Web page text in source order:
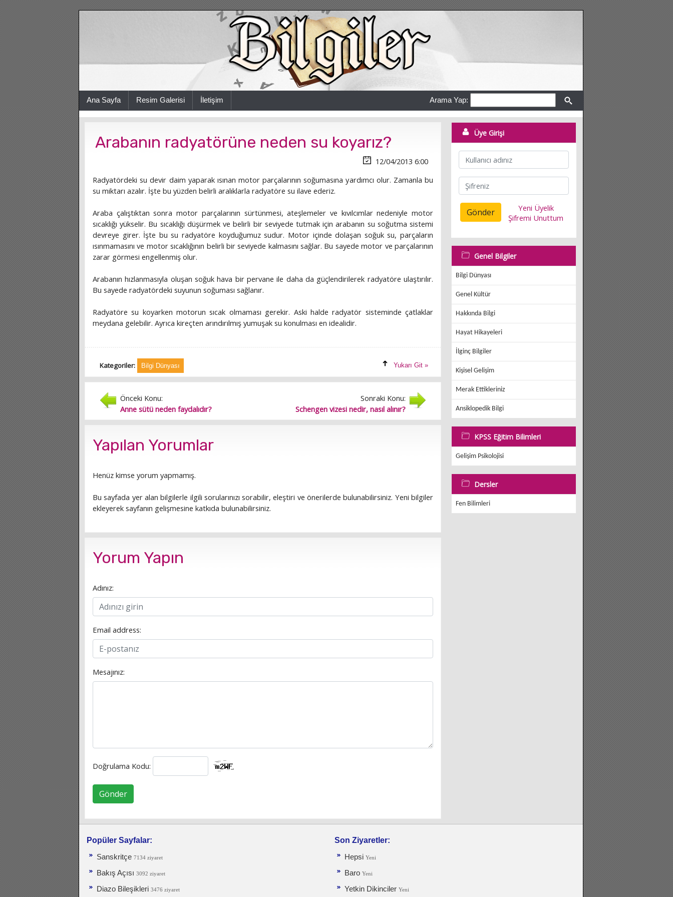
Ana Sayfa Resim Galerisi İletişim Arama Yap:
Arabanın radyatörüne neden su koyarız?
12/04/2013 6:00
Radyatördeki su devir daim yaparak ısınan motor parçalarının soğumasına yardımcı olur. Zamanla bu
su miktarı azalır. İşte bu yüzden belirli aralıklarla radyatöre su ilave ederiz.
Araba çalıştıktan sonra motor parçalarının sürtünmesi, ateşlemeler ve kıvılcımlar nedeniyle motor
sıcaklığı yükselir. Bu sıcaklığı düşürmek ve belirli bir seviyede tutmak için arabanın su soğutma sistemi
devreye girer. İşte bu su radyatöre koyduğumuz sudur. Motor içinde dolaşan soğuk su, parçaların
ısınmamasını ve motor sıcaklığının belirli bir seviyede kalmasını sağlar. Bu sayede motor ve parçalarının
zarar görmesi engellenmiş olur.
Arabanın hızlanmasıyla oluşan soğuk hava bir pervane ile daha da güçlendirilerek radyatöre ulaştırılır.
Bu sayede radyatördeki suyunun soğuması sağlanır.
Radyatöre su koyarken motorun sıcak olmaması gerekir. Aski halde radyatör sisteminde çatlaklar
meydana gelebilir. Ayrıca kireçten arındırılmış yumuşak su konulması en idealidir.
Kategoriler: Bilgi Dünyası Yukarı Git »
Önceki Konu:
Anne sütü neden faydalıdır?
Sonraki Konu:
Schengen vizesi nedir, nasıl alınır?
Yapılan Yorumlar
Henüz kimse yorum yapmamış.
Bu sayfada yer alan bilgilerle ilgili sorularınızı sorabilir, eleştiri ve önerilerde bulunabilirsiniz. Yeni bilgiler
ekleyerek sayfanın gelişmesine katkıda bulunabilirsiniz.
Yorum Yapın
Adınız:
Email address:
Mesajınız:
Doğrulama Kodu:
Gönder
Üye Girişi
Gönder
Yeni Üyelik
Şifremi Unuttum
Genel Bilgiler
Bilgi Dünyası
Genel Kültür
Hakkında Bilgi
Hayat Hikayeleri
İlginç Bilgiler
Kişisel Gelişim
Merak Ettikleriniz
Ansiklopedik Bilgi
KPSS Eğitim Bilimleri
Gelişim Psikolojisi
Dersler
Fen Bilimleri
Popüler Sayfalar:
Sanskritçe 7134 ziyaret
Bakış Açısı 3092 ziyaret
Diazo Bileşikleri 3476 ziyaret
Son Ziyaretler:
Hepsi Yeni
Baro Yeni
Yetkin Dikinciler Yeni